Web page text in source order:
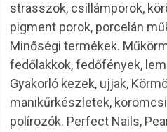
strasszok, csillámporok,
pigment porok, porcelán
Minőségi termékek.
fedőlakkok, fedőfények,
Gyakorló kezek, ujjak,
manikűrkészletek,
polírozók. Perfect Nails,